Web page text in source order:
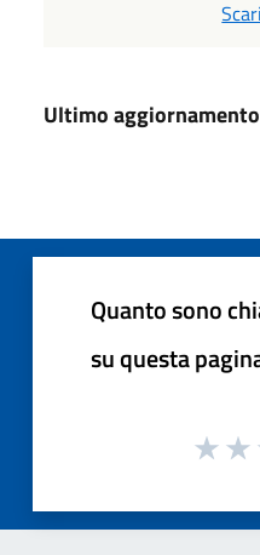
PDF
Ultimo aggiornamento
Quanto sono
su questa